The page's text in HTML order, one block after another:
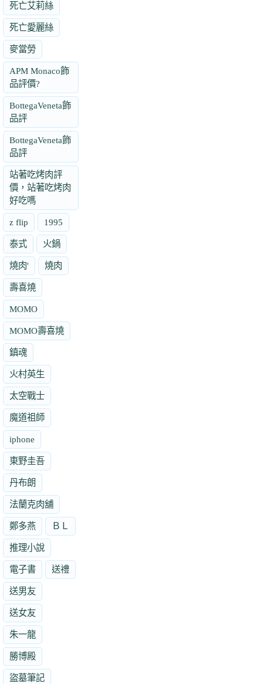
死亡艾莉絲
死亡愛麗絲
麥當勞
APM Monaco飾
品評價?
BottegaVeneta飾
品評
BottegaVeneta飾
品評
站著吃烤肉評
價，站著吃烤肉
好吃嗎
z flip 1995
泰式 火鍋
燒肉' 燒肉
壽喜燒
MOMO
MOMO壽喜燒
鎮魂
火村英生
太空戰士
魔道祖師
iphone
東野圭吾
丹布朗
法蘭克肉舖
鄭多燕 ＢＬ
推理小說
電子書 送禮
送男友
送女友
朱一龍
勝博殿
盜墓筆記